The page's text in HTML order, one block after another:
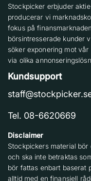
Stockpicker erbjuder
producerar vi
fokus på
börsintresserade kunder
söker exponering mot
via olika
Kundsupport
Tel. 08-6620669
Disclaimer
Stockpickers material
och ska inte betraktas
bör fattas enbart baserat
alltid med en finansiell